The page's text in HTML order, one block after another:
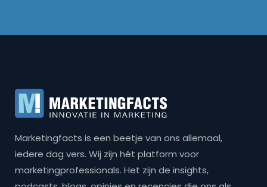
Marketingfacts is een beetje van ons allemaal,
iedere dag vers. Wij zijn hét platform voor
marketingprofessionals. Het zijn de insights,